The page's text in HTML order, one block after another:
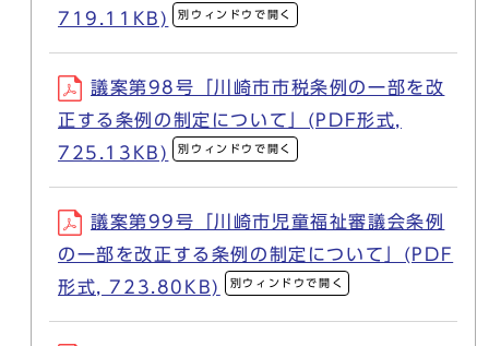
719.11KB)
別ウィンドウで開く
議案第98号「川崎市市税条例の一部を改
正する条例の制定について」(PDF形式,
725.13KB)
別ウィンドウで開く
議案第99号「川崎市児童福祉審議会条例
の一部を改正する条例の制定について」(PDF
形式, 723.80KB)
別ウィンドウで開く